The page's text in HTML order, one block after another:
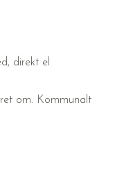
direkt el
om. Kommunalt